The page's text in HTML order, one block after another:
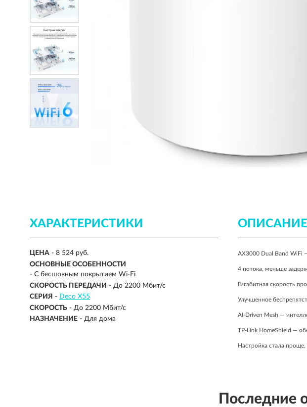
ХАРАКТЕРИСТИКИ
ЦЕНА - 8 524 руб.
ОСНОВНЫЕ ОСОБЕННОСТИ
- С бесшовным покрытием Wi-Fi
СКОРОCТЬ ПЕРЕДАЧИ - До 2200 Мбит/с
СЕРИЯ - Deco X55
СКОРОСТЬ - До 2200 Мбит/с
НАЗНАЧЕНИЕ - Для дома
ОПИСАНИЕ
AX3000 Dual Band WiFi
4 потока, меньше
Гигабитная скорость
Улучшенное
AI-Driven Mesh —
TP-Link HomeShield —
Настройка стала
Последние